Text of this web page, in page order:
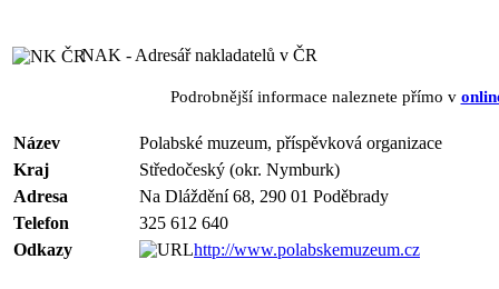
NAK - Adresář nakladatelů v ČR
Podrobnější informace naleznete přímo v
Název
Polabské muzeum, příspěvková organizace
Kraj
Středočeský (okr. Nymburk)
Adresa
Na Dláždění 68, 290 01 Poděbrady
Telefon
325 612 640
Odkazy
http://www.polabskemuzeum.cz